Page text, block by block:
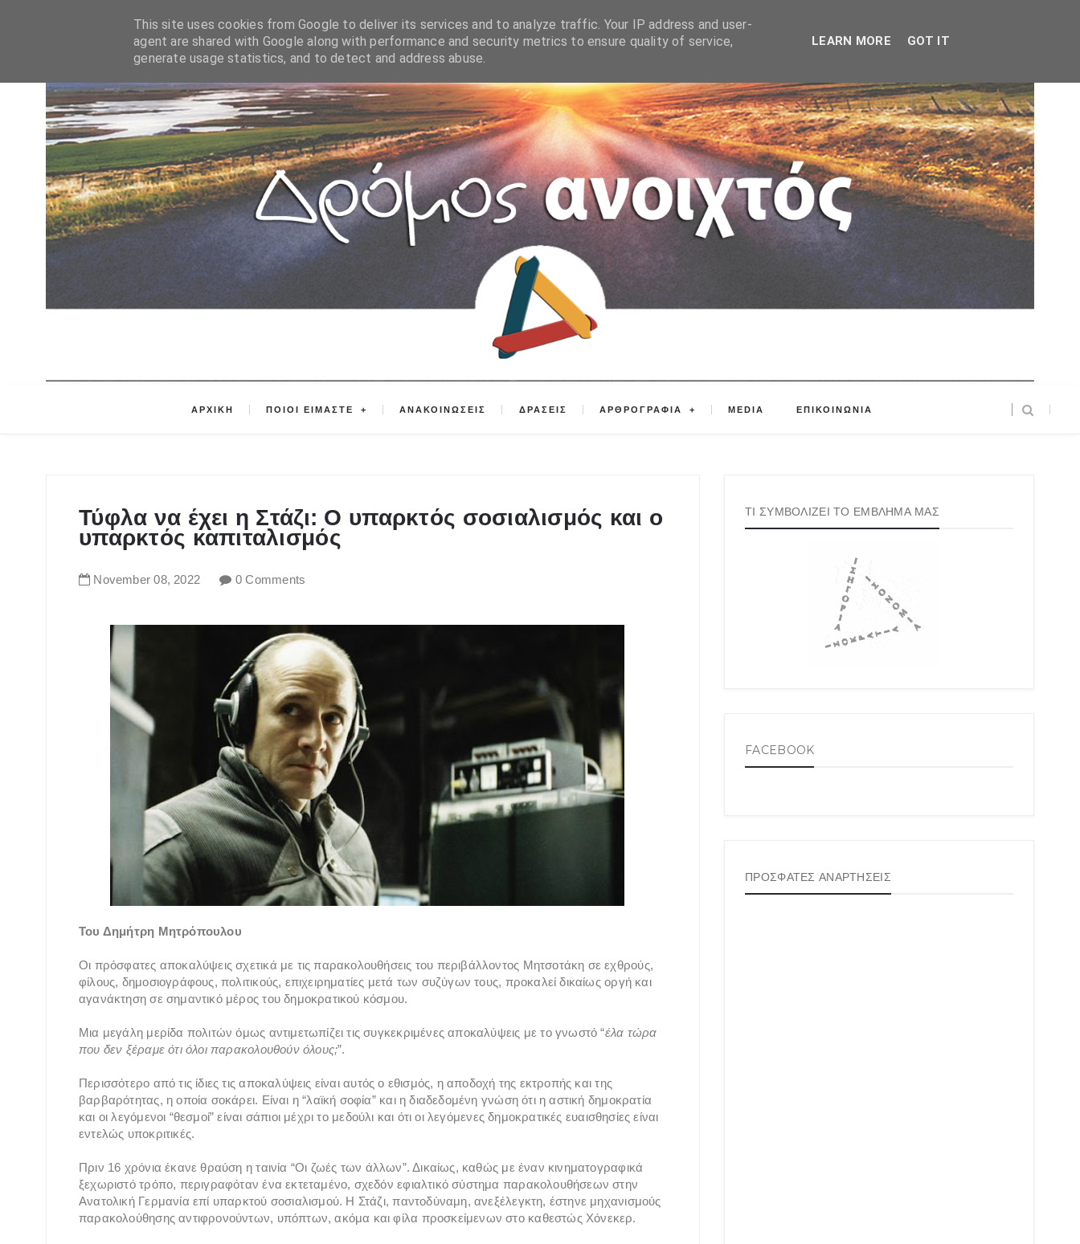
ΑΡΧΙΚΗ ΠΟΙΟΙ ΕΙΜΑΣΤΕ ΑΝΑΚΟΙΝΩΣΕΙΣ ΔΡΑΣΕΙΣ ΑΡΘΡΟΓΡΑΦΙΑ MEDIA ΕΠΙΚΟΙΝΩΝΙΑ
Τύφλα να έχει η Στάζι: Ο υπαρκτός σοσιαλισμός και ο
υπαρκτός καπιταλισμός
November 08, 2022 0 Comments
Του Δημήτρη Μητρόπουλου
Οι πρόσφατες αποκαλύψεις σχετικά με τις παρακολουθήσεις του περιβάλλοντος Μητσοτάκη σε εχθρούς,
φίλους, δημοσιογράφους, πολιτικούς, επιχειρηματίες μετά των συζύγων τους, προκαλεί δικαίως οργή και
αγανάκτηση σε σημαντικό μέρος του δημοκρατικού κόσμου.
Μια μεγάλη μερίδα πολιτών όμως αντιμετωπίζει τις συγκεκριμένες αποκαλύψεις με το γνωστό “έλα τώρα
που δεν ξέραμε ότι όλοι παρακολουθούν όλους;”.
Περισσότερο από τις ίδιες τις αποκαλύψεις είναι αυτός ο εθισμός, η αποδοχή της εκτροπής και της
βαρβαρότητας, η οποία σοκάρει. Είναι η “λαϊκή σοφία” και η διαδεδομένη γνώση ότι η αστική δημοκρατία
και οι λεγόμενοι “θεσμοί” είναι σάπιοι μέχρι το μεδούλι και ότι οι λεγόμενες δημοκρατικές ευαισθησίες είναι
εντελώς υποκριτικές.
Πριν 16 χρόνια έκανε θραύση η ταινία “Οι ζωές των άλλων”. Δικαίως, καθώς με έναν κινηματογραφικά
ξεχωριστό τρόπο, περιγραφόταν ένα εκτεταμένο, σχεδόν εφιαλτικό σύστημα παρακολουθήσεων στην
Ανατολική Γερμανία επί υπαρκτού σοσιαλισμού. Η Στάζι, παντοδύναμη, ανεξέλεγκτη, έστηνε μηχανισμούς
παρακολούθησης αντιφρονούντων, υπόπτων, ακόμα και φίλα προσκείμενων στο καθεστώς Χόνεκερ.
ΤΙ ΣΥΜΒΟΛΙΖΕΙ ΤΟ ΕΜΒΛΗΜΑ ΜΑΣ
FACEBOOK
ΠΡΟΣΦΑΤΕΣ ΑΝΑΡΤΗΣΕΙΣ
This site uses cookies from Google to deliver its services and to analyze traffic. Your IP address and user-
agent are shared with Google along with performance and security metrics to ensure quality of service,
generate usage statistics, and to detect and address abuse.
LEARN MORE GOT IT